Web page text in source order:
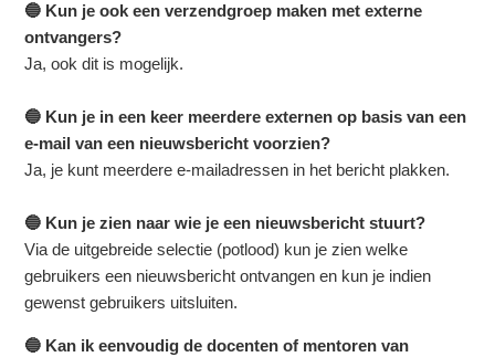
🔵 Kun je ook een verzendgroep maken met externe
ontvangers?
Ja, ook dit is mogelijk.
🔵 Kun je in een keer meerdere externen op basis van een
e-mail van een nieuwsbericht voorzien?
Ja, je kunt meerdere e-mailadressen in het bericht plakken.
🔵 Kun je zien naar wie je een nieuwsbericht stuurt?
Via de uitgebreide selectie (potlood) kun je zien welke
gebruikers een nieuwsbericht ontvangen en kun je indien
gewenst gebruikers uitsluiten.
🔵 Kan ik eenvoudig de docenten of mentoren van